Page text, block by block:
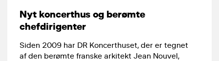
Nyt koncerthus og berømte
chefdirigenter
Siden 2009 har DR Koncerthuset, der er tegnet
af den berømte franske arkitekt Jean Nouvel,